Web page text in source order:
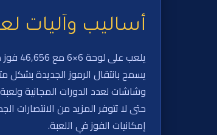
أساليب وآليات
يسمح بانتقال الرموز الجديدة بشكل
وشاشات لعدد الدورات المجانية
حتى لا تتوفر المزيد من الانتصارات
إمكانيات الفوز في اللعبة.